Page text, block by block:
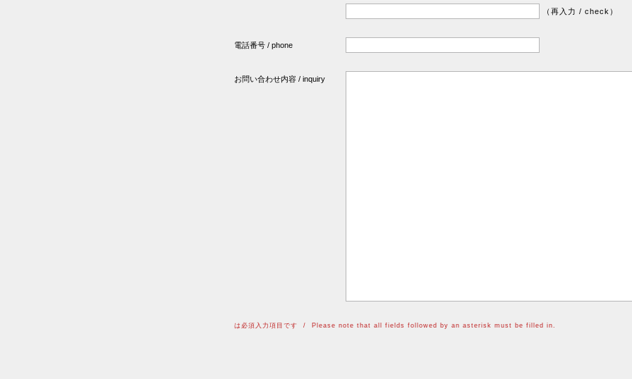
（再入力 / check）
電話番号 / phone
お問い合わせ内容 / inquiry
は必須入力項目です / Please note that all fields followed by an asterisk must be filled in.